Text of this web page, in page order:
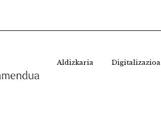
Aldizkaria Digitalizazioa